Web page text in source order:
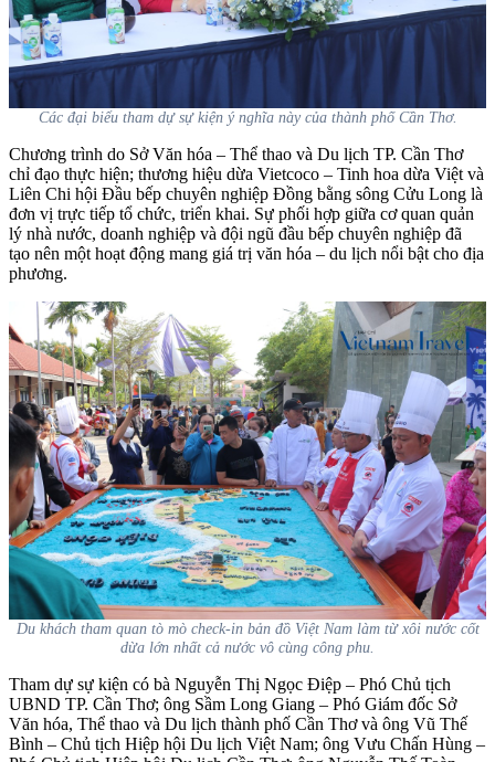
Các đại biểu tham dự sự kiện ý nghĩa này của thành phố Cần Thơ.
Chương trình do Sở Văn hóa – Thể thao và Du lịch TP. Cần Thơ
chỉ đạo thực hiện; thương hiệu dừa Vietcoco – Tinh hoa dừa Việt và
Liên Chi hội Đầu bếp chuyên nghiệp Đồng bằng sông Cửu Long là
đơn vị trực tiếp tổ chức, triển khai. Sự phối hợp giữa cơ quan quản
lý nhà nước, doanh nghiệp và đội ngũ đầu bếp chuyên nghiệp đã
tạo nên một hoạt động mang giá trị văn hóa – du lịch nổi bật cho địa
phương.
Du khách tham quan tò mò check-in bản đồ Việt Nam làm từ xôi nước cốt
dừa lớn nhất cả nước vô cùng công phu.
Tham dự sự kiện có bà Nguyễn Thị Ngọc Điệp – Phó Chủ tịch
UBND TP. Cần Thơ; ông Sầm Long Giang – Phó Giám đốc Sở
Văn hóa, Thể thao và Du lịch thành phố Cần Thơ và ông Vũ Thế
Bình – Chủ tịch Hiệp hội Du lịch Việt Nam; ông Vưu Chấn Hùng –